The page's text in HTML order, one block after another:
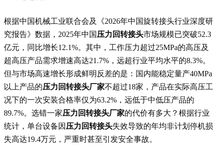
根据中国机械工业联合会及《2026年中国旋转接头行业深度研
究报告》数据，2025年中国 压力回转接头市场规模已突破52.3
亿元，同比增长12.1%。其中，工作压力超过25MPa的高压及
超高压产品需求增速高达21.7%，远超行业平均水平的8.3%。
但与市场高速增长形成鲜明反差的是：国内能稳定量产40MPa
以上产品的压力回转接头厂家不超过18家，产品在实际高压工
况下的一次安装合格率仅为63.2%，远低于中低压产品的
89.7%。选错一家压力回转接头厂家的代价有多大？根据行业
统计，单台设备因 压力回转接头失效导致的年均非计划停机损
失高达19.4万元，严重时甚至引发安全事故。